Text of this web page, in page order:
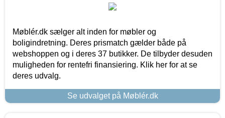
Møblér.dk sælger alt inden for møbler og
boligindretning. Deres prismatch gælder både på
webshoppen og i deres 37 butikker. De tilbyder desuden
muligheden for rentefri finansiering. Klik her for at se
deres udvalg.
Se udvalget på Møblér.dk